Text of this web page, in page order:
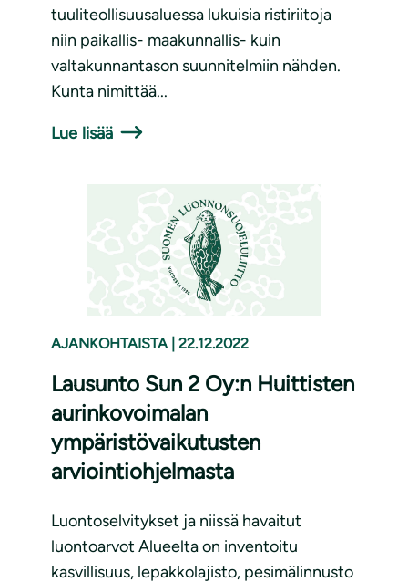
tuuliteollisuusaluessa lukuisia ristiriitoja
niin paikallis- maakunnallis- kuin
valtakunnantason suunnitelmiin nähden.
Kunta nimittää...
Lue lisää
AJANKOHTAISTA 22.12.2022
Lausunto Sun 2 Oy:n Huittisten
aurinkovoimalan
ympäristövaikutusten
arviointiohjelmasta
Luontoselvitykset ja niissä havaitut
luontoarvot Alueelta on inventoitu
kasvillisuus, lepakkolajisto, pesimälinnusto